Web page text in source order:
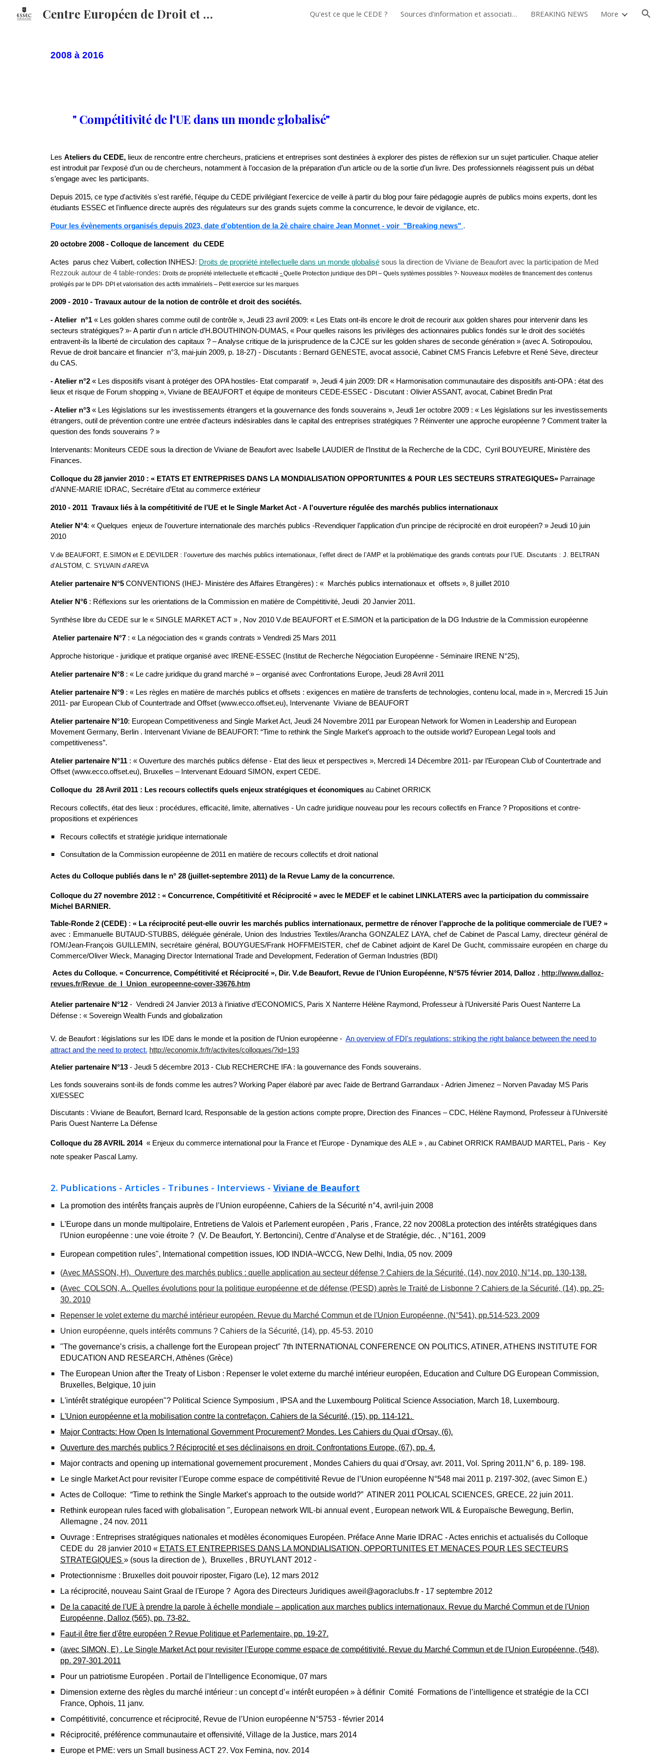
Skip to main content Skip to navigation
Centre Européen de Droit et Economie (CEDE) Qu'est ce que le CEDE ? Sources d'information et association d'étudiants BREAKING NEWS More
2008 à 2016
" Compétitivité de l'UE dans un monde globalisé"
Les Ateliers du CEDE, lieux de rencontre entre chercheurs, praticiens et entreprises sont destinées à explorer des pistes de réflexion sur un sujet particulier. Chaque atelier
est introduit par l’exposé d’un ou de chercheurs, notamment à l’occasion de la préparation d’un article ou de la sortie d’un livre. Des professionnels réagissent puis un débat
s’engage avec les participants.
Depuis 2015, ce type d'activités s'est raréfié, l'équipe du CEDE privilégiant l'exercice de veille à partir du blog pour faire pédagogie auprès de publics moins experts, dont les
étudiants ESSEC et l'influence directe auprès des régulateurs sur des grands sujets comme la concurrence, le devoir de vigilance, etc.
Pour les évènements organisés depuis 2023, date d'obtention de la 2è chaire chaire Jean Monnet - voir "Breaking news" .
20 octobre 2008 - Colloque de lancement du CEDE
Actes parus chez Vuibert, collection INHESJ: Droits de propriété intellectuelle dans un monde globalisésous la direction de Viviane de Beaufort avec la participation de Med
Rezzouk autour de 4 table-rondes: Droits de propriété intellectuelle et efficacité - Quelle Protection juridique des DPI – Quels systèmes possibles ?- Nouveaux modèles de financement des contenus
protégés par le DPI- DPI et valorisation des actifs immatériels – Petit exercice sur les marques
2009 - 2010 - Travaux autour de la notion de contrôle et droit des sociétés.
- Atelier n°1« Les golden shares comme outil de contrôle », Jeudi 23 avril 2009: « Les Etats ont-ils encore le droit de recourir aux golden shares pour intervenir dans les
secteurs stratégiques? »- A partir d'un n article d’H.BOUTHINON-DUMAS, « Pour quelles raisons les privilèges des actionnaires publics fondés sur le droit des sociétés
entravent-ils la liberté de circulation des capitaux ? – Analyse critique de la jurisprudence de la CJCE sur les golden shares de seconde génération » (avec A. Sotiropoulou,
Revue de droit bancaire et financier n°3, mai-juin 2009, p. 18-27) - Discutants : Bernard GENESTE, avocat associé, Cabinet CMS Francis Lefebvre et René Sève, directeur
du CAS.
- Atelier n°2« Les dispositifs visant à protéger des OPA hostiles- Etat comparatif », Jeudi 4 juin 2009: DR « Harmonisation communautaire des dispositifs anti-OPA : état des
lieux et risque de Forum shopping », Viviane de BEAUFORT et équipe de moniteurs CEDE-ESSEC - Discutant : Olivier ASSANT, avocat, Cabinet Bredin Prat
- Atelier n°3« Les législations sur les investissements étrangers et la gouvernance des fonds souverains », Jeudi 1er octobre 2009 : « Les législations sur les investissements
étrangers, outil de prévention contre une entrée d’acteurs indésirables dans le capital des entreprises stratégiques ? Réinventer une approche européenne ? Comment traiter la
question des fonds souverains ? »
Intervenants: Moniteurs CEDE sous la direction de Viviane de Beaufort avec Isabelle LAUDIER de l’Institut de la Recherche de la CDC, Cyril BOUYEURE, Ministère des
Finances.
Colloque du 28 janvier 2010 : « ETATS ET ENTREPRISES DANS LA MONDIALISATION OPPORTUNITES & POUR LES SECTEURS STRATEGIQUES» Parrainage
d’ANNE-MARIE IDRAC, Secrétaire d’Etat au commerce extérieur
2010 - 2011 Travaux liés à la compétitivité de l’UE et le Single Market Act - A l'ouverture régulée des marchés publics internationaux
Atelier N°4: « Quelques enjeux de l’ouverture internationale des marchés publics -Revendiquer l’application d’un principe de réciprocité en droit européen? » Jeudi 10 juin
2010
V.de BEAUFORT, E.SIMON et E.DEVILDER : l’ouverture des marchés publics internationaux, l’effet direct de l’AMP et la problématique des grands contrats pour l’UE. Discutants : J. BELTRAN
d’ALSTOM, C. SYLVAIN d’AREVA
Atelier partenaire N°5CONVENTIONS (IHEJ- Ministère des Affaires Etrangères) : « Marchés publics internationaux et offsets », 8 juillet 2010
Atelier N°6 : Réflexions sur les orientations de la Commission en matière de Compétitivité, Jeudi 20 Janvier 2011.
Synthèse libre du CEDE sur le « SINGLE MARKET ACT » , Nov 2010 V.de BEAUFORT et E.SIMON et la participation de la DG Industrie de la Commission européenne
Atelier partenaire N°7: « La négociation des « grands contrats » Vendredi 25 Mars 2011
Approche historique - juridique et pratique organisé avec IRENE-ESSEC (Institut de Recherche Négociation Européenne - Séminaire IRENE N°25),
Atelier partenaire N°8: « Le cadre juridique du grand marché » – organisé avec Confrontations Europe, Jeudi 28 Avril 2011
Atelier partenaire N°9: « Les règles en matière de marchés publics et offsets : exigences en matière de transferts de technologies, contenu local, made in », Mercredi 15 Juin
2011- par European Club of Countertrade and Offset (www.ecco.offset.eu), Intervenante Viviane de BEAUFORT
Atelier partenaire N°10: European Competitiveness and Single Market Act, Jeudi 24 Novembre 2011 par European Network for Women in Leadership and European
Movement Germany, Berlin . Intervenant Viviane de BEAUFORT: “Time to rethink the Single Market’s approach to the outside world? European Legal tools and
competitiveness”.
Atelier partenaire N°11 : « Ouverture des marchés publics défense - Etat des lieux et perspectives », Mercredi 14 Décembre 2011- par l’European Club of Countertrade and
Offset (www.ecco.offset.eu), Bruxelles – Intervenant Edouard SIMON, expert CEDE.
Colloque du 28 Avril 2011 : Les recours collectifs quels enjeux stratégiques et économiques au Cabinet ORRICK
Recours collectifs, état des lieux : procédures, efficacité, limite, alternatives - Un cadre juridique nouveau pour les recours collectifs en France ? Propositions et contre-
propositions et expériences
Recours collectifs et stratégie juridique internationale
Consultation de la Commission européenne de 2011 en matière de recours collectifs et droit national
Actes du Colloque publiés dans le n° 28 (juillet-septembre 2011) de la Revue Lamy de la concurrence.
Colloque du 27 novembre 2012 : « Concurrence, Compétitivité et Réciprocité » avec le MEDEF et le cabinet LINKLATERS avec la participation du commissaire
Michel BARNIER.
Table-Ronde 2 (CEDE): « La réciprocité peut-elle ouvrir les marchés publics internationaux, permettre de rénover l’approche de la politique commerciale de l’UE? »
avec : Emmanuelle BUTAUD-STUBBS, déléguée générale, Union des Industries Textiles/Arancha GONZALEZ LAYA, chef de Cabinet de Pascal Lamy, directeur général de
l'OM/Jean-François GUILLEMIN, secrétaire général, BOUYGUES/Frank HOFFMEISTER, chef de Cabinet adjoint de Karel De Gucht, commissaire européen en charge du
Commerce/Oliver Wieck, Managing Director International Trade and Development, Federation of German Industries (BDI)
Actes du Colloque. « Concurrence, Compétitivité et Réciprocité », Dir. V.de Beaufort, Revue de l’Union Européenne, N°575 février 2014, Dalloz . http://www.dalloz-
revues.fr/Revue_de_l_Union_europeenne-cover-33676.htm
Atelier partenaire N°12 - Vendredi 24 Janvier 2013 à l’iniative d’ECONOMICS, Paris X Nanterre Hélène Raymond, Professeur à l'Université Paris Ouest Nanterre La
Défense : « Sovereign Wealth Funds and globalization
V. de Beaufort : législations sur les IDE dans le monde et la position de l’Union européenne - An overview of FDI's regulations: striking the right balance between the need to
attract and the need to protect. http://economix.fr/fr/activites/colloques/?id=193
Atelier partenaire N°13- Jeudi 5 décembre 2013 - Club RECHERCHE IFA : la gouvernance des Fonds souverains.
Les fonds souverains sont-ils de fonds comme les autres? Working Paper élaboré par avec l’aide de Bertrand Garrandaux - Adrien Jimenez – Norven Pavaday MS Paris
XI/ESSEC
Discutants : Viviane de Beaufort, Bernard Icard, Responsable de la gestion actions compte propre, Direction des Finances – CDC, Hélène Raymond, Professeur à l'Université
Paris Ouest Nanterre La Défense
Colloque du 28 AVRIL 2014« Enjeux du commerce international pour la France et l’Europe - Dynamique des ALE » , au Cabinet ORRICK RAMBAUD MARTEL, Paris - Key
note speaker Pascal Lamy.
2. Publications - Articles - Tribunes - Interviews - Viviane de Beaufort
La promotion des intérêts français auprès de l’Union européenne, Cahiers de la Sécurité n°4, avril-juin 2008
L'Europe dans un monde multipolaire, Entretiens de Valois et Parlement européen , Paris , France, 22 nov2008La protection des intérêts stratégiques dans
l'Union européenne : une voie étroite ? (V. De Beaufort, Y. Bertoncini), Centre d’Analyse et de Stratégie, déc. , N°161, 2009
European competition rules", International competition issues, IOD INDIA¬WCCG, New Delhi, India, 05 nov. 2009
(Avec MASSON, H). Ouverture des marchés publics : quelle application au secteur défense ? Cahiers de la Sécurité, (14), nov 2010, N°14, pp. 130-138.
(Avec COLSON, A.. Quelles évolutions pour la politique européenne et de défense (PESD) après le Traité de Lisbonne ? Cahiers de la Sécurité, (14), pp. 25-
30. 2010
Repenser le volet externe du marché intérieur européen. Revue du Marché Commun et de l'Union Européenne, (N °541), pp.514-523. 2009
Union européenne, quels intérêts communs ? Cahiers de la Sécurité, (14), pp. 45-53. 2010
"The governance’s crisis, a challenge fort the European project" 7th INTERNATIONAL CONFERENCE ON POLITICS, ATINER, ATHENS INSTITUTE FOR
EDUCATION AND RESEARCH, Athènes (Grèce)
The European Union after the Treaty of Lisbon : Repenser le volet externe du marché intérieur européen, Education and Culture DG European Commission,
Bruxelles, Belgique, 10 juin
L'intérêt stratégique européen"? Political Science Symposium , IPSA and the Luxembourg Political Science Association, March 18, Luxembourg.
L'Union européenne et la mobilisation contre la contrefaçon. Cahiers de la Sécurité, (15), pp. 114-121.
Major Contracts: How Open Is International Government Procurement? Mondes. Les Cahiers du Quai d'Orsay, (6).
Ouverture des marchés publics ? Réciprocité et ses déclinaisons en droit. Confrontations Europe, (67), pp. 4.
Major contracts and opening up international governement procurement , Mondes Cahiers du quai d’Orsay, avr. 2011, Vol. Spring 2011,N° 6, p. 189- 198.
Le single Market Act pour revisiter l’Europe comme espace de compétitivité Revue de l’Union européenne N°548 mai 2011 p. 2197-302, (avec Simon E.)
Actes de Colloque: “Time to rethink the Single Market’s approach to the outside world?” ATINER 2011 POLICAL SCIENCES, GRECE, 22 juin 2011.
Rethink european rules faced with globalisation ", European network WIL-bi annual event , European network WIL & Europaïsche Bewegung, Berlin,
Allemagne , 24 nov. 2011
Ouvrage : Entreprises stratégiques nationales et modèles économiques Européen. Préface Anne Marie IDRAC - Actes enrichis et actualisés du Colloque
CEDE du 28 janvier 2010 « ETATS ET ENTREPRISES DANS LA MONDIALISATION, OPPORTUNITES ET MENACES POUR LES SECTEURS
STRATEGIQUES » (sous la direction de ), Bruxelles , BRUYLANT 2012 -
Protectionnisme : Bruxelles doit pouvoir riposter, Figaro (Le), 12 mars 2012
La réciprocité, nouveau Saint Graal de l'Europe ? Agora des Directeurs Juridiques aweil@agoraclubs.fr - 17 septembre 2012
De la capacité de l'UE à prendre la parole à échelle mondiale – application aux marches publics internationaux. Revue du Marché Commun et de l'Union
Européenne, Dalloz (565), pp. 73-82.
Faut-il être fier d'être européen ? Revue Politique et Parlementaire, pp. 19-27.
(avec SIMON, E) . Le Single Market Act pour revisiter l'Europe comme espace de compétitivité. Revue du Marché Commun et de l'Union Européenne, (548),
pp. 297-301.2011
Pour un patriotisme Européen . Portail de l’Intelligence Economique, 07 mars
Dimension externe des règles du marché intérieur : un concept d’« intérêt européen » à définir Comité Formations de l’intelligence et stratégie de la CCI
France, Ophois, 11 janv.
Compétitivité, concurrence et réciprocité, Revue de l’Union européenne N°5753 - février 2014
Réciprocité, préférence communautaire et offensivité, Village de la Justice, mars 2014
Europe et PME: vers un Small business ACT 2?. Vox Femina, nov. 2014